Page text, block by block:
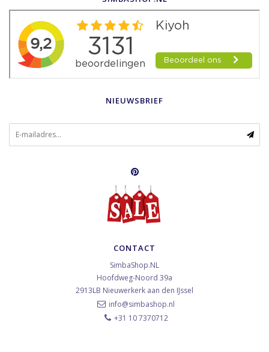
NIEUWSBRIEF
CONTACT
SimbaShop.NL
Hoofdweg-Noord 39a
2913LB Nieuwerkerk aan den IJssel
info@simbashop.nl
+31 10 7370712